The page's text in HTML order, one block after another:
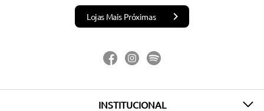
Lojas Mais Próximas
INSTITUCIONAL